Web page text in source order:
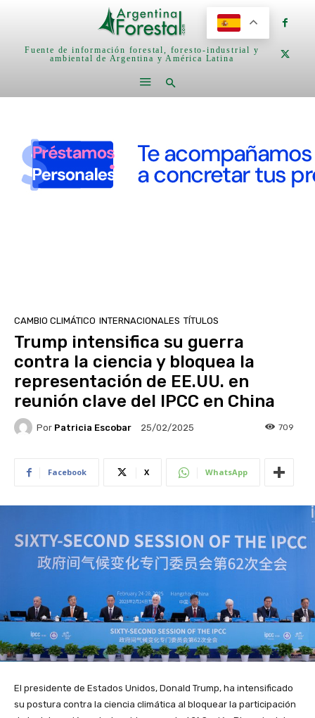
Fuente de información forestal, foresto-industrial y
ambiental de Argentina y América Latina
CAMBIO CLIMÁTICO INTERNACIONALES TÍTULOS
Trump intensifica su guerra
contra la ciencia y bloquea la
representación de EE.UU. en
reunión clave del IPCC en China
Por Patricia Escobar 25/02/2025 709
Facebook X WhatsApp
El presidente de Estados Unidos, Donald Trump, ha intensificado
su postura contra la ciencia climática al bloquear la participación